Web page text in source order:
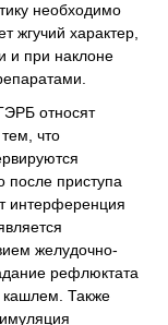
необходимо
жгучий характер,
и при наклоне
относят
что
после приступа
интерференция
желудочно-
рефлюктата
кашлем. Также